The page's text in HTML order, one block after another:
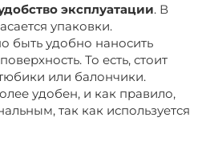
эксплуатации. В
упаковки.
быть удобно наносить
То есть, стоит
или балончики.
удобен, и как правило,
так как используется